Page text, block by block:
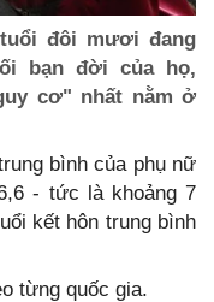
đôi mươi đang
bạn đời của họ,
cơ" nhất nằm ở
bình của phụ nữ
- tức là khoảng 7
kết hôn trung bình
từng quốc gia.